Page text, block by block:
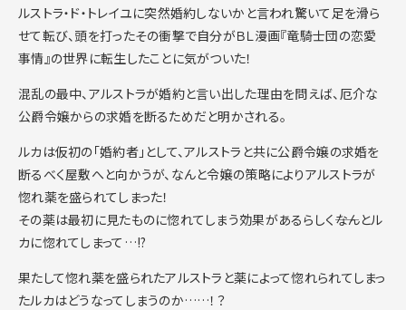
ルストラ・ド・トレイユに突然婚約しないかと言われ驚いて足を滑ら
せて転び、頭を打ったその衝撃で自分がＢＬ漫画『竜騎士団の恋愛
事情』の世界に転生したことに気がついた！
混乱の最中、アルストラが婚約と言い出した理由を問えば、厄介な
公爵令嬢からの求婚を断るためだと明かされる。
ルカは仮初の「婚約者」として、アルストラと共に公爵令嬢の求婚を
断るべく屋敷へと向かうが、なんと令嬢の策略によりアルストラが
惚れ薬を盛られてしまった！
その薬は最初に見たものに惚れてしまう効果があるらしく――なんとル
カに惚れてしまって…!?
果たして惚れ薬を盛られたアルストラと薬によって惚れられてしまっ
たルカはどうなってしまうのか……！？